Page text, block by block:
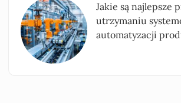
Jakie są najlepsze
utrzymaniu
automatyzacji